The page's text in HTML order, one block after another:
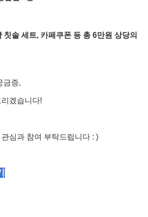
칫솔 세트, 카페쿠폰 등 총 6만원 상당의
금증,
겠습니다!
심과 참여 부탁드립니다 : )